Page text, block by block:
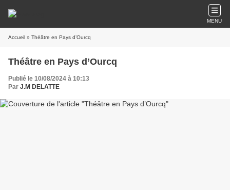
MENU
Accueil » Théâtre en Pays d’Ourcq
Théâtre en Pays d’Ourcq
Publié le 10/08/2024 à 10:13
Par J.M DELATTE